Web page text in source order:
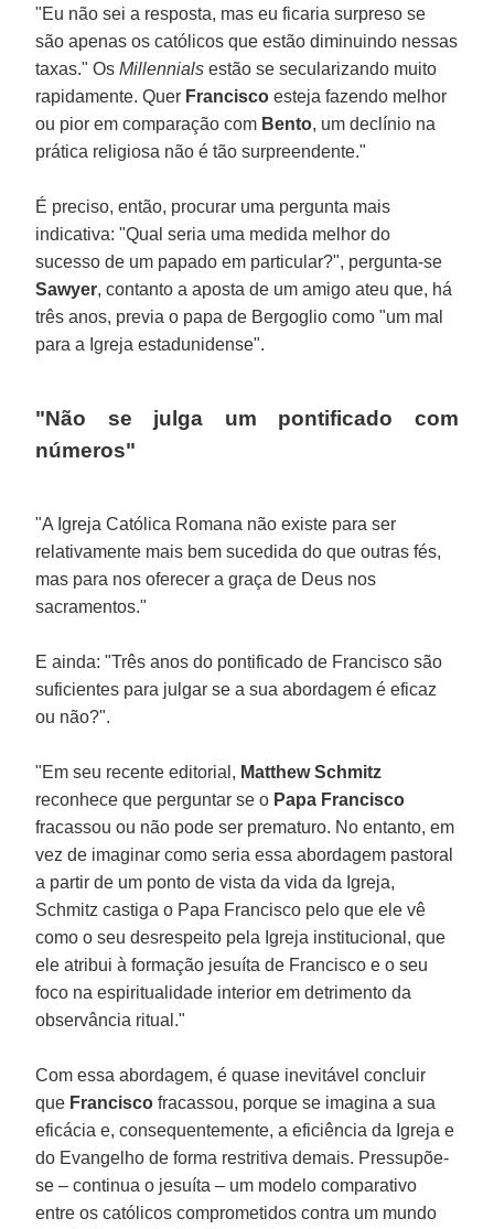
"Eu não sei a resposta, mas eu ficaria surpreso se
são apenas os católicos que estão diminuindo nessas
taxas." OsMillennials estão se secularizando muito
rapidamente. Quer Francisco esteja fazendo melhor
ou pior em comparação com Bento, um declínio na
prática religiosa não é tão surpreendente."
É preciso, então, procurar uma pergunta mais
indicativa: "Qual seria uma medida melhor do
sucesso de um papado em particular?", pergunta-se
Sawyer, contanto a aposta de um amigo ateu que, há
três anos, previa o papa de Bergoglio como "um mal
para a Igreja estadunidense".
"Não se julga um pontificado com
números"
"A Igreja Católica Romana não existe para ser
relativamente mais bem sucedida do que outras fés,
mas para nos oferecer a graça de Deus nos
sacramentos."
E ainda: "Três anos do pontificado de Francisco são
suficientes para julgar se a sua abordagem é eficaz
ou não?".
"Em seu recente editorial, Matthew Schmitz
reconhece que perguntar se o Papa Francisco
fracassou ou não pode ser prematuro. No entanto, em
vez de imaginar como seria essa abordagem pastoral
a partir de um ponto de vista da vida da Igreja,
Schmitz castiga o Papa Francisco pelo que ele vê
como o seu desrespeito pela Igreja institucional, que
ele atribui à formação jesuíta de Francisco e o seu
foco na espiritualidade interior em detrimento da
observância ritual."
Com essa abordagem, é quase inevitável concluir
que Francisco fracassou, porque se imagina a sua
eficácia e, consequentemente, a eficiência da Igreja e
do Evangelho de forma restritiva demais. Pressupõe-
se – continua o jesuíta – um modelo comparativo
entre os católicos comprometidos contra um mundo